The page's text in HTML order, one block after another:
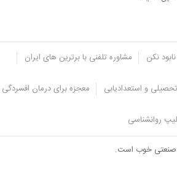
نکن مشاوره تلفنی با برترین های ایران
و استعدادیابی معجزه برای درمان افسردگی
روانشناسی
صنعتی خوب است.